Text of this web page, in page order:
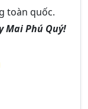
toàn quốc.
Mai Phú Quý!